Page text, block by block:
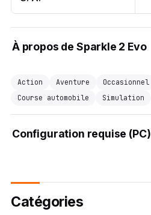
À propos de Sparkle 2 Evo
Action Aventure Occasionnel
Course automobile
Simulation
Configuration requise (PC)
Catégories